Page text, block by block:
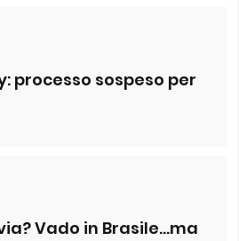
processo sospeso per
Vado in Brasile…ma